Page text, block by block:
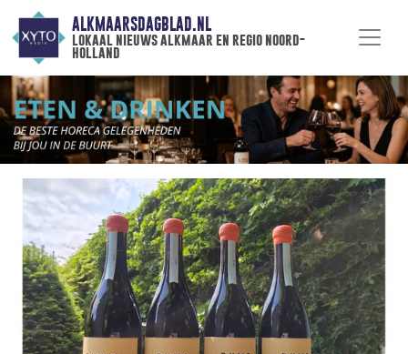
ALKMAARSDAGBLAD.NL
lokaal nieuws alkmaar en regio noord-
holland